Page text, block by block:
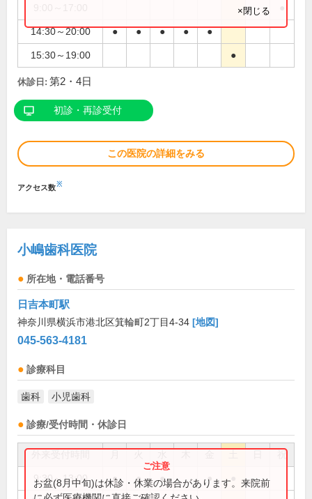
14:30～20:00 ● ● ● ● ●
15:30～19:00 ●
×閉じる
休診日: 第2・4日
初診・再診受付
この医院の詳細をみる
アクセス数※
小嶋歯科医院
所在地・電話番号
日吉本町駅
神奈川県横浜市港北区箕輪町2丁目4-34 [地図]
045-563-4181
診療科目
歯科 小児歯科
診療/受付時間・休診日
祝
9:30～13:00 ● ● ● ●
お盆(8月中旬)は休診・休業の場合があります。来院前